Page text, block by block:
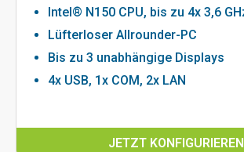
Intel® N150 CPU, bis zu 4x 3,6
Lüfterloser Allrounder-PC
Bis zu 3 unabhängige Displays
4x USB, 1x COM, 2x LAN
JETZT KONFIGURIEREN